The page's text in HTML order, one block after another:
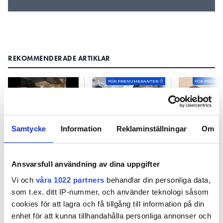
Samtycke Information Reklaminställningar Om
Ansvarsfull användning av dina uppgifter
Vi och våra 1022 partners behandlar din personliga data,
som t.ex. ditt IP-nummer, och använder teknologi såsom
cookies för att lagra och få tillgång till information på din
enhet för att kunna tillhandahålla personliga annonser och
lättare att få undertryck och att det sugs in luft
REKOMMENDERADE ARTIKLAR
Kan man
använda
stället för
Locherpasta?
FÖR PRENUMERANTER
synlig skarv på
tvättmaskin i
badrum?
FÖR
så är det